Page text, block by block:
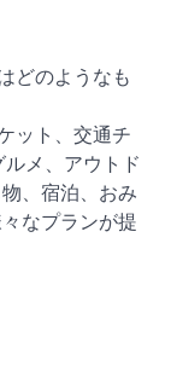
どのようなも
ット、交通チ
メ、アウトド
、宿泊、おみ
なプランが提